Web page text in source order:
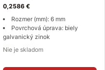
0,2586 €
Rozmer (mm): 6 mm
Povrchová úprava: biely
galvanický zinok
Nie je skladom